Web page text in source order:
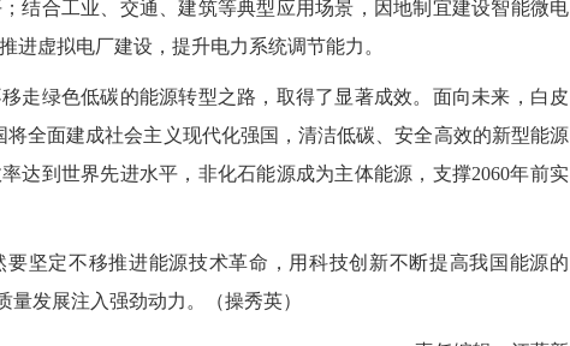
结合工业、交通、建筑等典型应用场景，因地制宜建设智能微电
进虚拟电厂建设，提升电力系统调节能力。
绿色低碳的能源转型之路，取得了显著成效。面向未来，白皮
将全面建成社会主义现代化强国，清洁低碳、安全高效的新型能源
达到世界先进水平，非化石能源成为主体能源，支撑2060年前实
定不移推进能源技术革命，用科技创新不断提高我国能源的
量发展注入强劲动力。（操秀英）